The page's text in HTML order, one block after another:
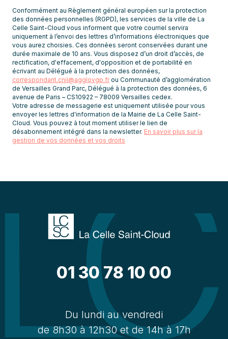
recevoir
les
newsletters
Conformément au Règlement général européen sur la protection
des données personnelles (RGPD), les services de la ville de La
Celle Saint-Cloud vous informent que votre courriel servira
uniquement à l’envoi des lettres d’informations électroniques que
vous aurez choisies. Ces données seront conservées durant une
durée maximale de 10 ans. Vous disposez d’un droit d’accès, de
rectification, d'effacement, d'opposition et de portabilité en
écrivant au Délégué à la protection des données,
correspondant.cnil@agglovgp.frou Communauté d’agglomération
de Versailles Grand Parc, Délégué à la protection des données, 6
avenue de Paris – CS10922 – 78009 Versailles cedex.
Votre adresse de messagerie est uniquement utilisée pour vous
envoyer les lettres d'information de la Mairie de La Celle Saint-
Cloud. Vous pouvez à tout moment utiliser le lien de
désabonnement intégré dans la newsletter. En savoir plus sur la
gestion de vos données et vos droits
01 30 78 10 00
Du lundi au vendredi
de 8h30 à 12h30 et de 14h à 17h